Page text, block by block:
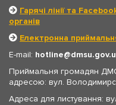
Гарячі лінії та
органів
Електронна
E-mail: hotline
Приймальня громадян
адресою: вул.
Адреса для листування: